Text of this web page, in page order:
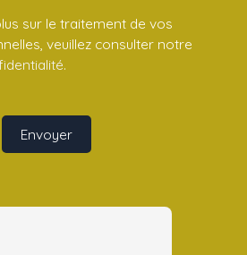
sur le traitement de vos
veuillez consulter notre
.
Envoyer